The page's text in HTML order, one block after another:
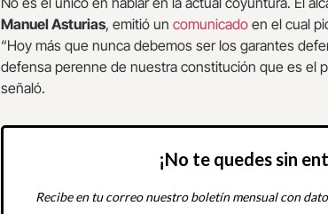
Manuel Asturias, emitió un comunicado en el cual
“Hoy más que nunca debemos ser los garantes
defensa perenne de nuestra constitución que es el
señaló.
¡No te quedes sin
Recibe en tu correo nuestro boletín mensual con